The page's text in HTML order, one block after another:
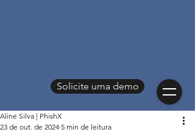
Solicite uma demo
Aline Silva | PhishX
23 de out. de 2024 5 min de leitura